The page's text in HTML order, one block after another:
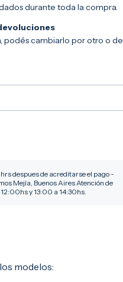
durante toda la compra.
podés cambiarlo por otro o
despues de acreditarse el pago -
Mejía, Buenos Aires Atención de
y 13:00 a 14:30hs.
modelos: